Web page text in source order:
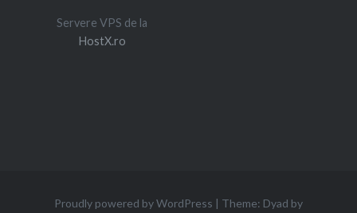
Servere VPS de la
HostX.ro
Proudly powered by WordPress | Theme: Dyad by